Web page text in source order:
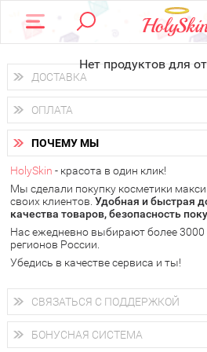
Нет продуктов для
ДОСТАВКА
Доставка осуществляетсяпо всем
Вы можете выбрать доставку
получить заказ в пунктах выдачи
самовывоза.
В 20 городах России доставка
следующий день.
у Вас всегда есть возможность
доставку от HolySkin.
подробнее об условиях доставки и
ОПЛАТА
Вы можете оплатить свой заказ
наличными деньгами (
через интернет-банк (Альфа-банк,
электронными способами.
ПОЧЕМУ МЫ
HolySkin - красота в один клик!
Мы сделали покупку косметики
своих клиентов. Удобная и быстрая
качества товаров, безопасность
Нас ежедневно выбирают более 3000
регионов России.
Убедись в качестве сервиса и ты!
СВЯЗАТЬСЯ С ПОДДЕРЖКОЙ
+7 (800) 707-24-55
Мы будем рады ответить на все Ваши
магазина, проконсультировать по
БОНУСНАЯ СИСТЕМА